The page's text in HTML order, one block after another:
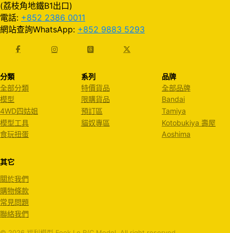
(荔枝角地鐵B1出口)
電話: +852 2386 0011
網站查詢WhatsApp: +852 9883 5293
分類
全部分類
模型
4WD四姑姐
模型工具
食玩扭蛋
系列
特價貨品
限購貨品
預訂區
貓奴專區
品牌
全部品牌
Bandai
Tamiya
Kotobukiya 壽屋
Aoshima
其它
關於我們
購物條款
常見問題
聯絡我們